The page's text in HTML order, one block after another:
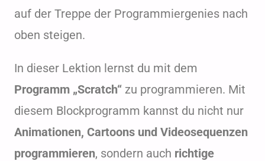
auf der Treppe der Programmiergenies nach
oben steigen.
In dieser Lektion lernst du mit dem
Programm „Scratch“ zu programmieren. Mit
diesem Blockprogramm kannst du nicht nur
Animationen, Cartoons und Videosequenzen
programmieren, sondern auch richtige